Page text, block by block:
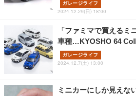
ガレージライフ
2024.12.29(日) 18:00
「ファミマで買えるミ
車種…KYOSHO 64
ガレージライフ
2024.12.7(土) 13:00
ミニカーにしか見えな